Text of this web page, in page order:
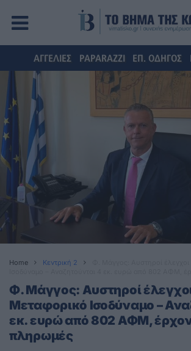
ΑΓΓΕΛΙΕΣ PAPARAZZI ΕΠ. ΟΔΗΓΟΣ
Home Κεντρική 2
Φ. Μάγγος: Αυστηροί
Μεταφορικό Ισοδύναμο –
εκ. ευρώ από 802 ΑΦΜ,
πληρωμές